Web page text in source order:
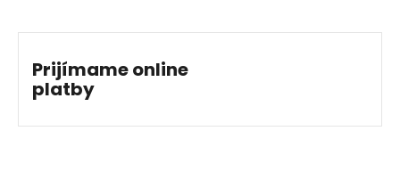
Prijímame online
platby